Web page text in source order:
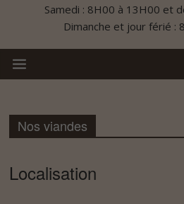
Samedi : 8H00 à 13H00 et
Dimanche et jour férié :
Nos viandes
Localisation